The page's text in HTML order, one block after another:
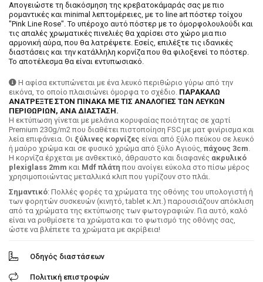
Απογειώστε τη διακόσμηση της κρεβατοκάμαράς σας με πιο
ρομαντικές και minimal λεπτομέρειες, με το line art πόστερ τοίχου
"Pink Line Rose". Το υπέροχο αυτό πόστερ με το όμορφολουλούδι και
τις απαλές χρωματικές πινελιές θα χαρίσει στο χώρο μια πιο
αρμονική αύρα, που θα λατρέψετε. Εσείς, επιλέξτε τις ιδανικές
διαστάσεις και την κατάλληλη κορνίζα που θα φιλοξενεί το πόστερ.
Το αποτέλεσμα θα είναι εντυπωσιακό.
Η αφίσα εκτυπώνεται με ένα λευκό περιθώριο γύρω από την
εικόνα, το οποίο πλαισιώνει όμορφα το σχέδιο. ΠΑΡΑΚΑΛΩ
ΑΝΑΤΡΕΞΤΕ ΣΤΟΝ ΠΙΝΑΚΑ ΜΕ ΤΙΣ ΑΝΑΛΟΓΙΕΣ ΤΩΝ ΛΕΥΚΩΝ
ΠΕΡΙΘΩΡΙΩΝ, ΑΝΑ ΔΙΑΣΤΑΣΗ.
H εκτύπωση γίνεται με μελάνια κορυφαίας ποιότητας σε χαρτί
Premium 230g/m2 που διαθέτει πιστοποίηση FSC με ματ φινίρισμα και
λεία επιφάνεια. Οι ξύλινες κορνίζες είναι από ξύλο πεύκου σε λευκό
ή μαύρο χρώμα και σε φυσικό χρώμα από ξύλο Αγιούς, πάχους 3cm.
Η κορνίζα έρχεται με ανθεκτικό, άθραυστο και διαφανές ακρυλικό
plexiglass 2mm και Mdf πλάτη που ανοίγει εύκολα στο πίσω μέρος
χρησιμοποιώντας μεταλλικά κλιπ που γυρίζουν στο πλάι.
Σημαντικό: Πολλές φορές τα χρώματα της οθόνης του υπολογιστή ή
των φορητών συσκευών (κινητό, tablet κ.λπ.) παρουσιάζουν απόκλιση
από τα χρώματα της εκτύπωσης των φωτογραφιών. Για αυτό, καλό
είναι να ρυθμίσετε τα χρώματα και το φωτισμό της οθόνης σας,
ώστε να βλέπετε τα χρώματα με ακρίβεια!
Οδηγός διαστάσεων
Πολιτική επιστροφών